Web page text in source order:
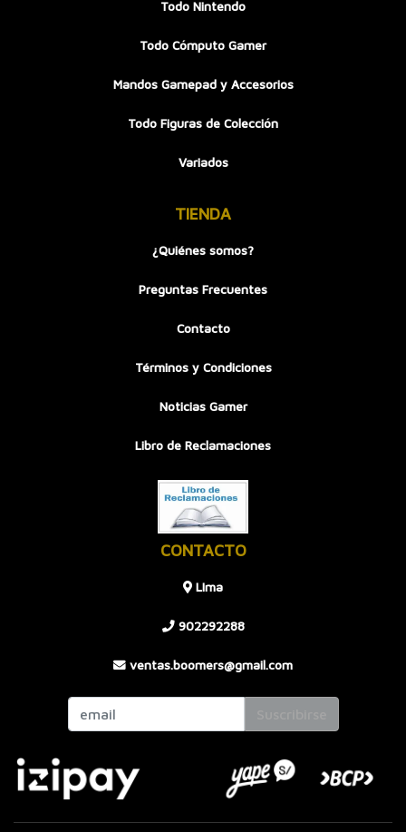
Todo Nintendo
Todo Cómputo Gamer
Mandos Gamepad y Accesorios
Todo Figuras de Colección
Variados
TIENDA
¿Quiénes somos?
Preguntas Frecuentes
Contacto
Términos y Condiciones
Noticias Gamer
Libro de Reclamaciones
CONTACTO
LIma
902292288
ventas.boomers@gmail.com